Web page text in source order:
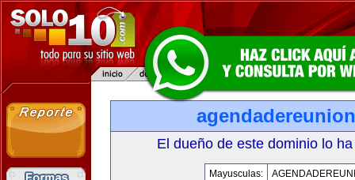
El dueño de este dominio lo
Mayusculas: